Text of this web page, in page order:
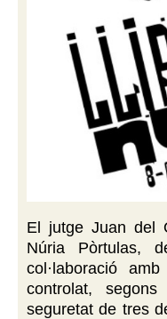
El jutge Juan del
Núria Pòrtulas,
col·laboració
controlat,
seguretat de tres